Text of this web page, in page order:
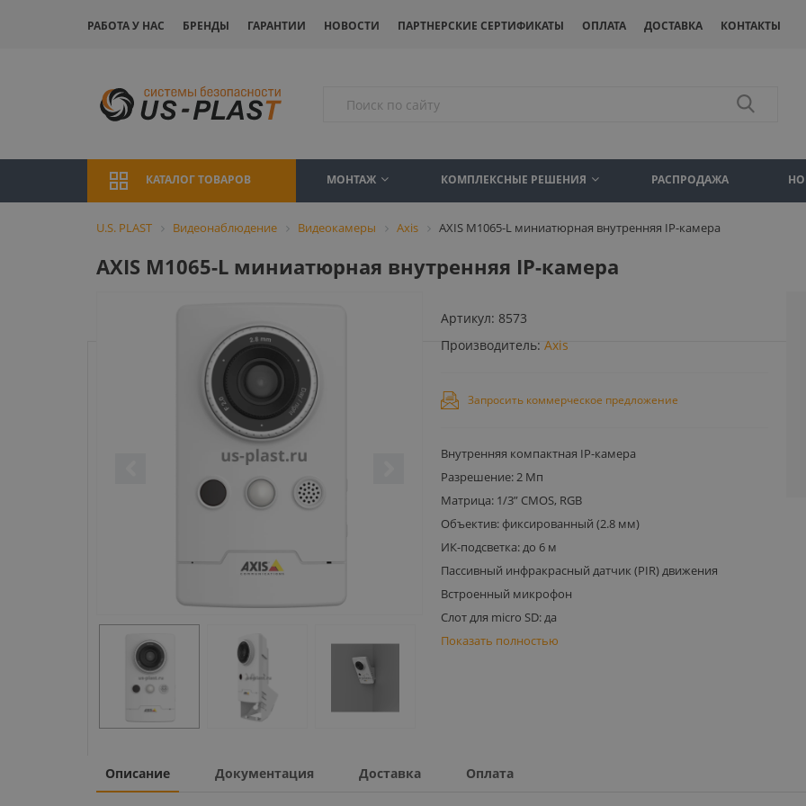
РАБОТА У НАС БРЕНДЫ ГАРАНТИИ НОВОСТИ ПАРТНЕРСКИЕ СЕРТИФИКАТЫ ОПЛАТА ДОСТАВКА КОНТАКТЫ
КАТАЛОГ ТОВАРОВ МОНТАЖ КОМПЛЕКСНЫЕ РЕШЕНИЯ РАСПРОДАЖА
U.S. PLAST Видеонаблюдение Видеокамеры Axis AXIS M1065-L миниатюрная внутренняя IP-камера
AXIS M1065-L миниатюрная внутренняя IP-камера
Артикул: 8573
Производитель: Axis
Запросить коммерческое предложение
Внутренняя компактная IP-камера
Разрешение: 2 Мп
Матрица: 1/3” CMOS, RGB
Объектив: фиксированный (2.8 мм)
ИК-подсветка: до 6 м
Пассивный инфракрасный датчик (PIR) движения
Встроенный микрофон
Слот для micro SD: да
Показать полностью
Описание Документация Доставка Оплата